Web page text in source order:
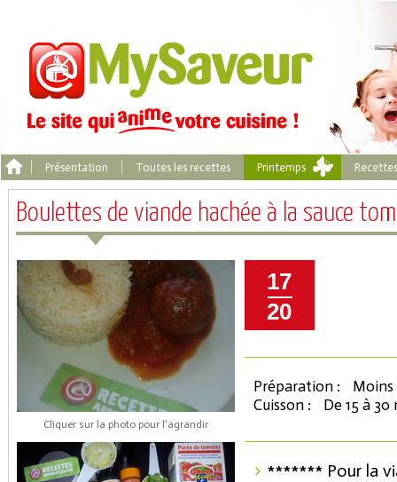
Présentation Toutes les recettes Printemps
Boulettes de viande hachée à la sauce
Cliquer sur la photo pour l'agrandir
17
20
Préparation :
Moins
Cuisson :
De 15 à
******* Pour la